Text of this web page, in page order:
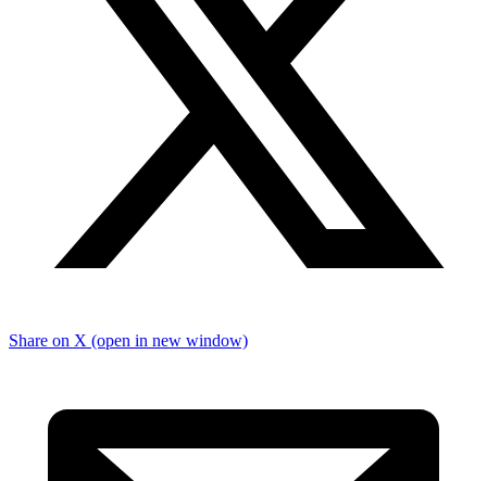
Share on X (open in new window)